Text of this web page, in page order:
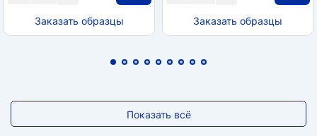
Заказать образцы Заказать образцы
Показать всё